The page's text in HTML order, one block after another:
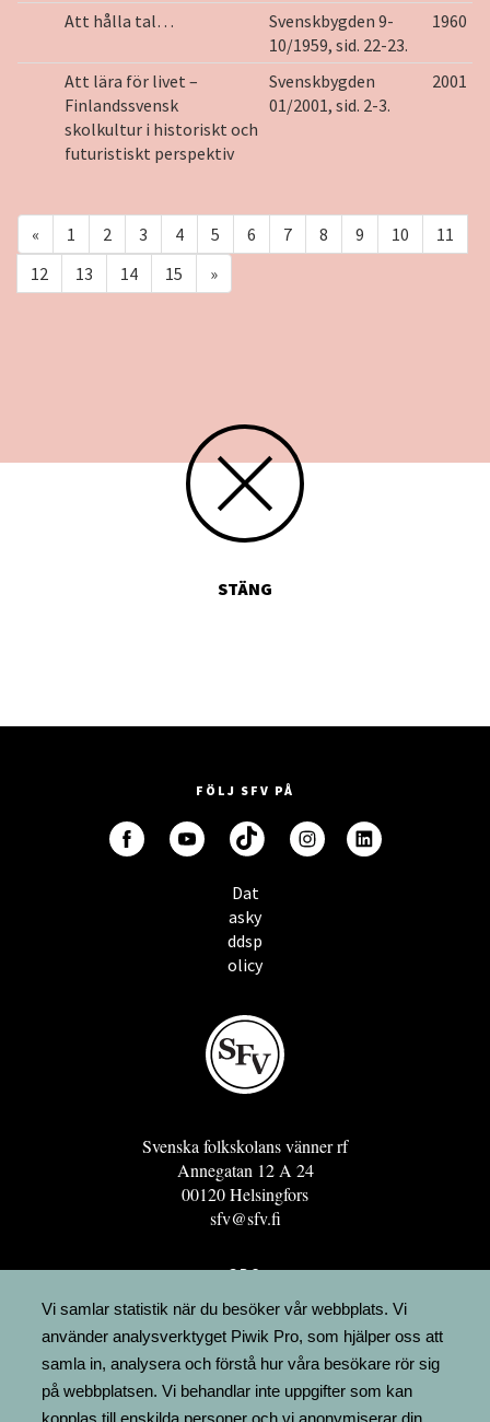
Att hålla tal…
Svenskbygden 9-
10/1959, sid. 22-23.
1960
Att lära för livet –
Finlandssvensk
skolkultur i historiskt och
futuristiskt perspektiv
Svenskbygden
01/2001, sid. 2-3.
2001
« 1 2 3 4 5 6 7 8 9 10
11
12
13 14 15 »
STÄNG
FÖLJ SFV PÅ
Dat
asky
ddsp
olicy
Svenska folkskolans vänner rf
Annegatan 12 A 24
00120 Helsingfors
sfv@sfv.fi
GRO
FÖRENINGSRESURSEN
MINNESRUNOR.FI
UPPSLAGSVERKET FINLAND
LÄGENHETER
Vi samlar statistik när du besöker vår webbplats. Vi
använder analysverktyget Piwik Pro, som hjälper oss att
samla in, analysera och förstå hur våra besökare rör sig
på webbplatsen. Vi behandlar inte uppgifter som kan
kopplas till enskilda personer och vi anonymiserar din